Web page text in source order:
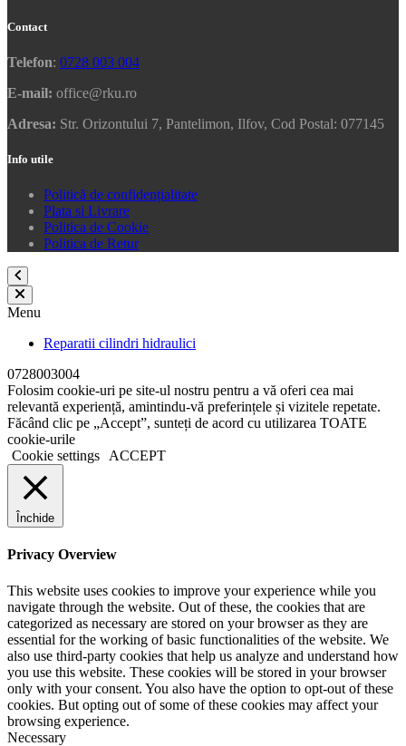
Contact
Telefon: 0728 003 004
E-mail: office@rku.ro
Adresa: Str. Orizontului 7, Pantelimon, Ilfov, Cod Postal: 077145
Info utile
Politică de confidențialitate
Plata si Livrare
Politica de Cookie
Politica de Retur
Menu
Reparatii cilindri hidraulici
0728003004
Folosim cookie-uri pe site-ul nostru pentru a vă oferi cea mai
relevantă experiență, amintindu-vă preferințele și vizitele repetate.
Făcând clic pe „Accept”, sunteți de acord cu utilizarea TOATE
cookie-urile
Cookie settings
ACCEPT
Închide
Privacy Overview
This website uses cookies to improve your experience while you
navigate through the website. Out of these, the cookies that are
categorized as necessary are stored on your browser as they are
essential for the working of basic functionalities of the website. We
also use third-party cookies that help us analyze and understand how
you use this website. These cookies will be stored in your browser
only with your consent. You also have the option to opt-out of these
cookies. But opting out of some of these cookies may affect your
browsing experience.
Necessary